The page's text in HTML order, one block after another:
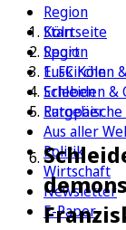
Region
Köln
Sport
1. FC Köln
Erleben
Ratgeber
Aus aller
Politik
Wirtschaft
Newsletter
E-Paper
Startseite
Region
Euskirchen
Schleiden &